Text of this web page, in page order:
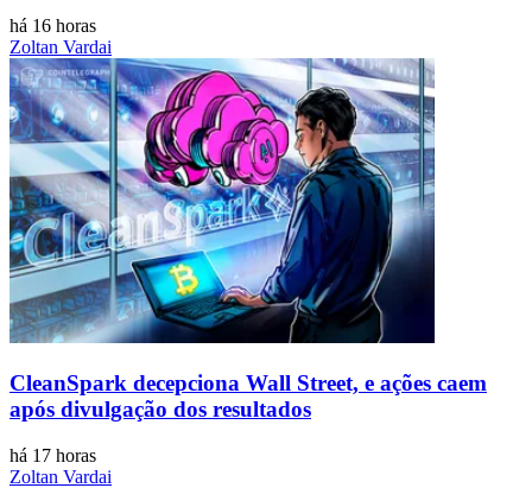
há 16 horas
Zoltan Vardai
CleanSpark decepciona Wall Street, e ações caem
após divulgação dos resultados
há 17 horas
Zoltan Vardai